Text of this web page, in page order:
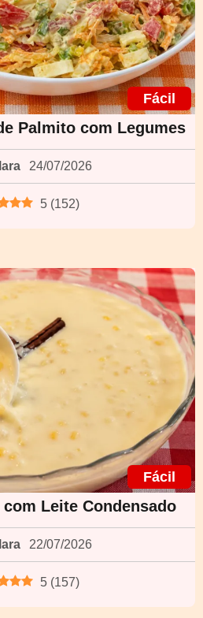
Fácil
Palmito com Legumes
24/07/2026
5 (152)
Fácil
Leite Condensado
22/07/2026
5 (157)